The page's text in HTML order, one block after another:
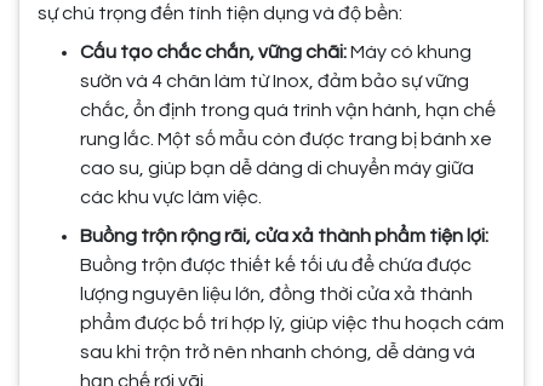
sự chú trọng đến tính tiện dụng và độ bền:
Cấu tạo chắc chắn, vững chãi:Máy có khung
sườn và 4 chân làm từ Inox, đảm bảo sự vững
chắc, ổn định trong quá trình vận hành, hạn chế
rung lắc. Một số mẫu còn được trang bị bánh xe
cao su, giúp bạn dễ dàng di chuyển máy giữa
các khu vực làm việc.
Buồng trộn rộng rãi, cửa xả thành phẩm tiện lợi:
Buồng trộn được thiết kế tối ưu để chứa được
lượng nguyên liệu lớn, đồng thời cửa xả thành
phẩm được bố trí hợp lý, giúp việc thu hoạch cám
sau khi trộn trở nên nhanh chóng, dễ dàng và
hạn chế rơi vãi.